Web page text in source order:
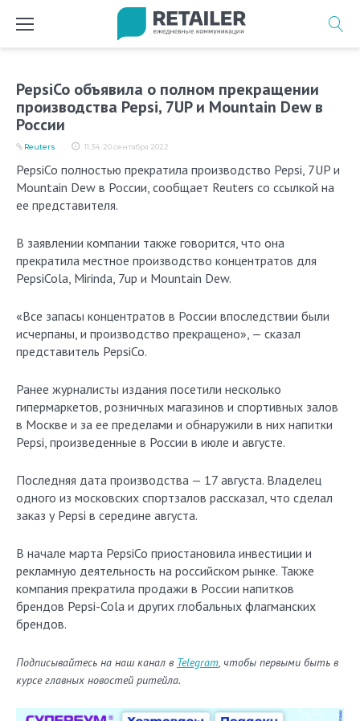
PepsiCo объявила о полном прекращении
производства Pepsi, 7UP и Mountain Dew в
России
11:34, 20 сентября 2022
Reuters
PepsiCo полностью прекратила производство Pepsi, 7UP и
Mountain Dew в России, сообщает Reuters со ссылкой на
ее представителя.
В заявлении компании также говорится, что она
прекратила местное производство концентратов для
PepsiCola, Mirinda, 7up и Mountain Dew.
«Все запасы концентратов в России впоследствии были
исчерпаны, и производство прекращено», — сказал
представитель PepsiCo.
Ранее журналисты издания посетили несколько
гипермаркетов, розничных магазинов и спортивных залов
в Москве и за ее пределами и обнаружили в них напитки
Pepsi, произведенные в России в июле и августе.
Последняя дата производства — 17 августа. Владелец
одного из московских спортзалов рассказал, что сделал
заказ у Pepsi в середине августа.
В начале марта PepsiCo приостановила инвестиции и
рекламную деятельность на российском рынке. Также
компания прекратила продажи в России напитков
брендов Pepsi-Cola и других глобальных флагманских
брендов.
Подписывайтесь на наш канал в Telegram, чтобы первыми быть в
курсе главных новостей ритейла.